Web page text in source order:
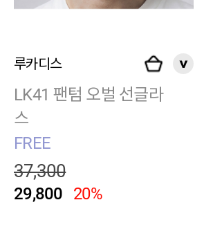
루카디스
LK41 팬텀 오벌 선글라
스
FREE
37,300
29,800 20%